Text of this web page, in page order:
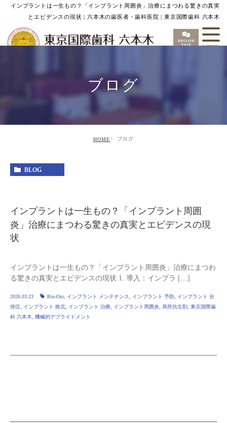
インプラントは一生もの？「インプラント周囲炎」治療にまつわる驚きの真実
とエビデンスの現状 | 六本木の歯医者・歯科医院 | 東京国際歯科 六本木
ブログ
HOME ブログ
BLOG
インプラントは一生もの？「インプラント周囲
炎」治療にまつわる驚きの真実とエビデンスの現
状
インプラントは一生もの？「インプラント周囲炎」治療にまつわ
る驚きの真実とエビデンスの現状 1. 導入：インプラ […]
2026.03.23 Bio‑Oss, インプラント メンテナンス, インプラント 予防, インプラント 合
併症, インプラント 敗北, インプラント 治療, インプラント周囲炎, 局所抗生剤, 東京国際歯
科 六本木, 機械的デブライドメント